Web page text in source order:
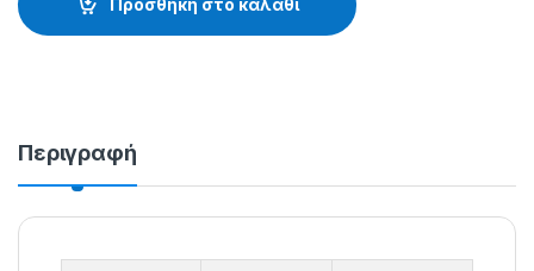
Προσθήκη στο καλάθι
Περιγραφή